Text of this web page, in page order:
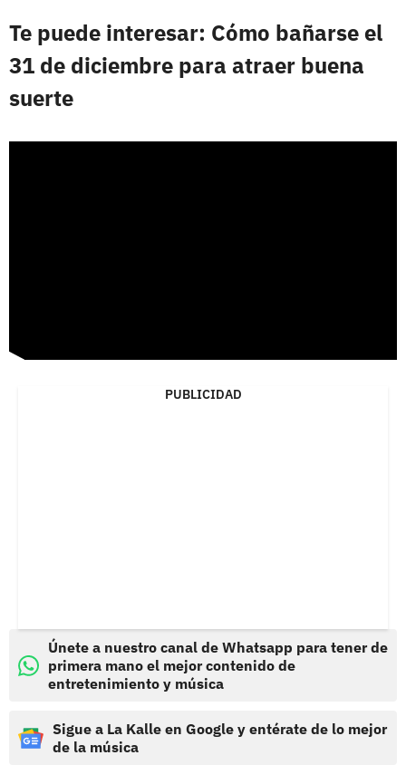
Te puede interesar: Cómo bañarse el
31 de diciembre para atraer buena
suerte
PUBLICIDAD
Únete a nuestro canal de Whatsapp para tener de
primera mano el mejor contenido de
entretenimiento y música
Sigue a La Kalle en Google y entérate de lo mejor
de la música